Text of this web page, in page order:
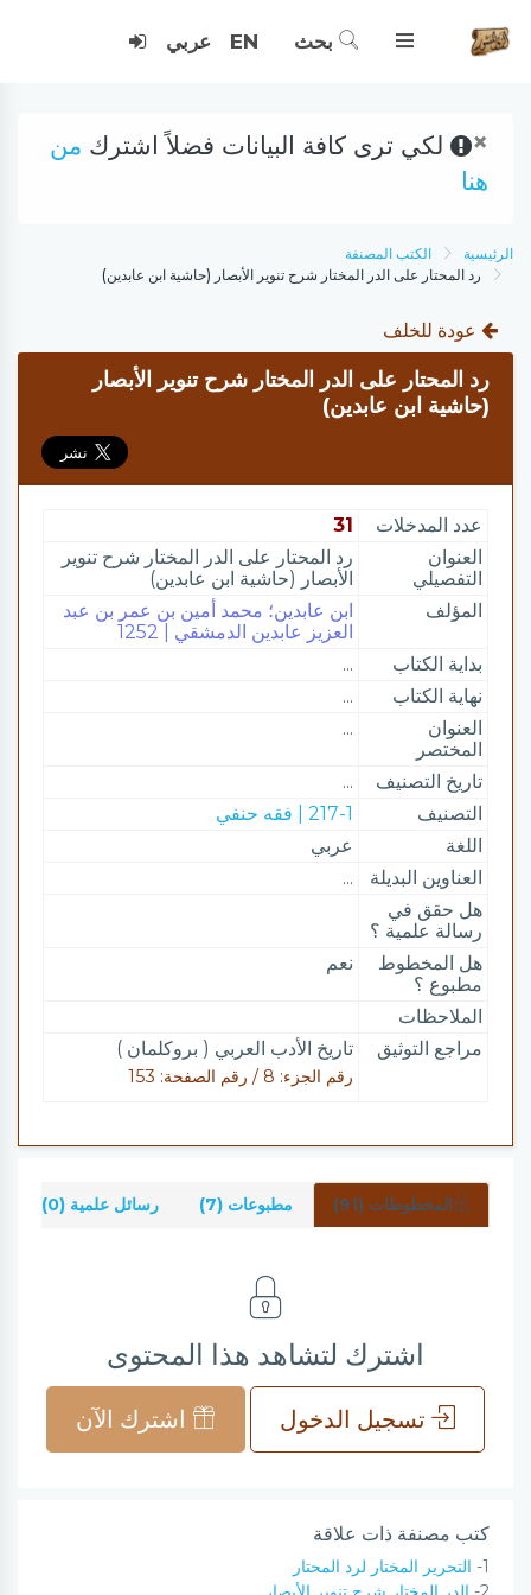
بحث EN عربي
× لكي ترى كافة البيانات فضلاً اشترك من
هنا
الرئيسية
الكتب المصنفة
رد المحتار على الدر المختار شرح تنوير الأبصار (حاشية ابن عابدين)
عودة للخلف
رد المحتار على الدر المختار شرح تنوير الأبصار
(حاشية ابن عابدين)
عدد المدخلات
31
العنوان
التفصيلي
رد المحتار على الدر المختار شرح تنوير
الأبصار (حاشية ابن عابدين)
المؤلف
ابن عابدين؛ محمد أمين بن عمر بن عبد
العزيز عابدين الدمشقي | 1252
بداية الكتاب
...
نهاية الكتاب
...
العنوان
المختصر
...
تاريخ التصنيف
...
التصنيف
217-1 | فقه حنفي
اللغة
عربي
العناوين البديلة
...
هل حقق في
رسالة علمية ؟
هل المخطوط
مطبوع ؟
نعم
الملاحظات
مراجع التوثيق
تاريخ الأدب العربي ( بروكلمان )
رقم الجزء: 8 / رقم الصفحة: 153
المخطوطات (91) مطبوعات (7) رسائل علمية (0)
اشترك لتشاهد هذا المحتوى
تسجيل الدخول اشترك الآن
كتب مصنفة ذات علاقة
1- التحرير المختار لرد المحتار